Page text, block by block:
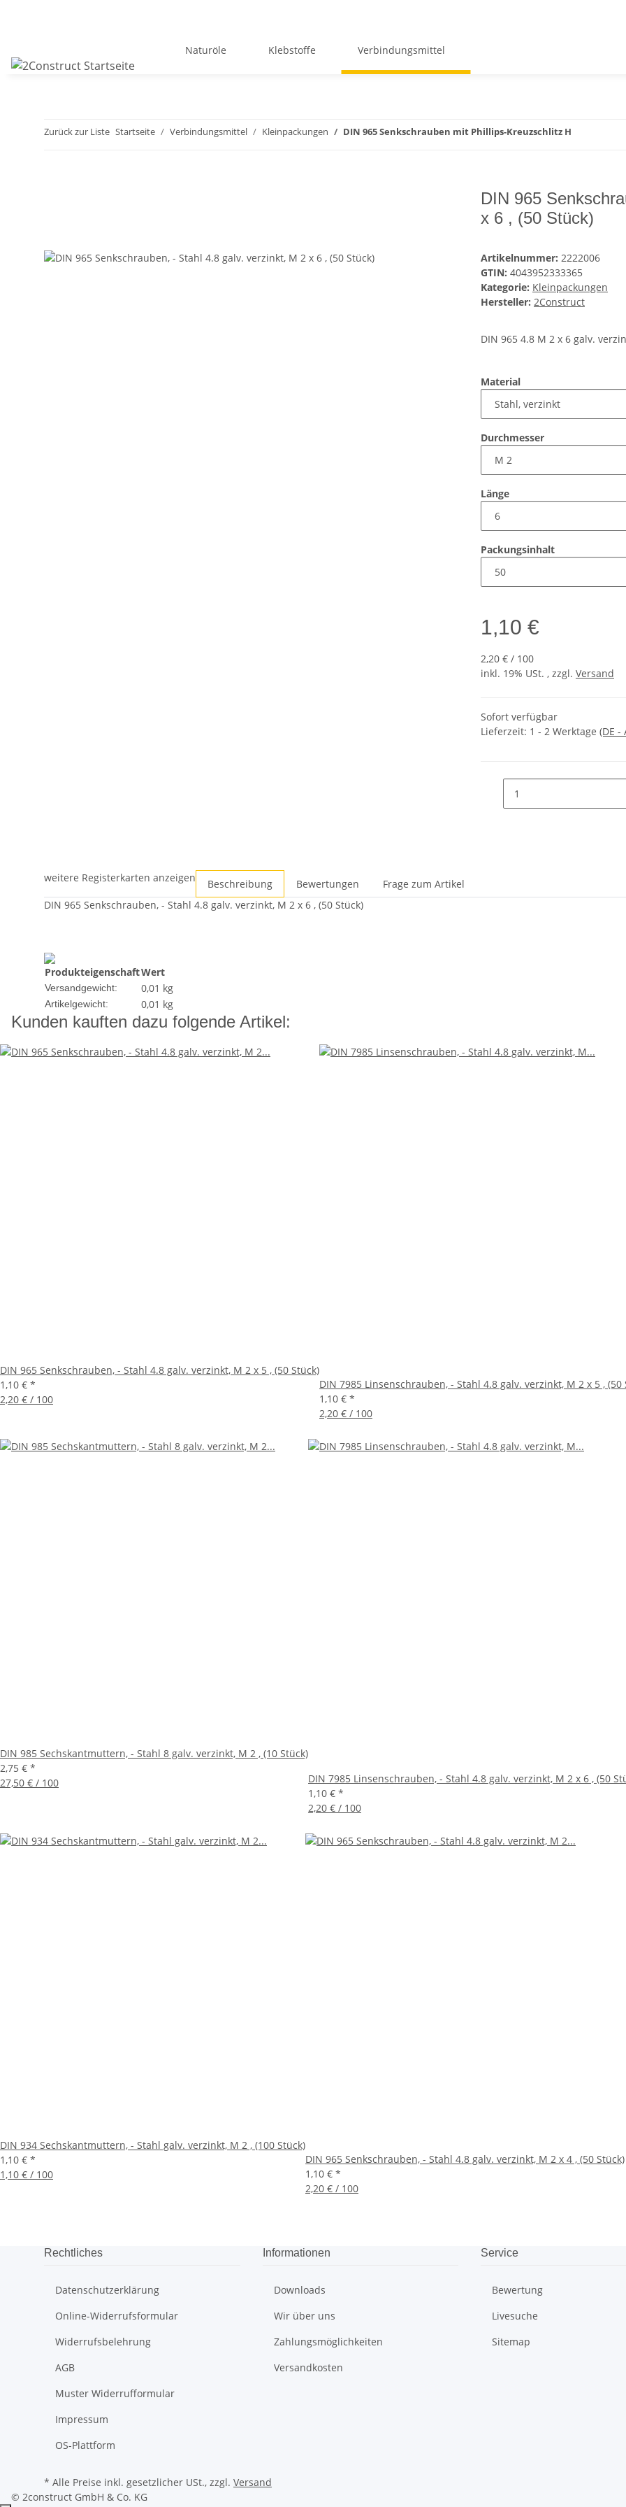
Naturöle Klebstoffe Verbindungsmittel
Zurück zur Liste Startseite Verbindungsmittel Kleinpackungen DIN 965 Senkschrauben mit Phillips-Kreuzschlitz H
DIN 965
x 6 , (50 Stück)
Artikelnummer: 2222006
GTIN: 4043952333365
Kategorie: Kleinpackungen
Hersteller: 2Construct
DIN 965 4.8 M 2 x 6 galv.
Material
Durchmesser
Länge
Packungsinhalt
1,10 €
2,20 € / 100
inkl. 19% USt. , zzgl. Versand
Sofort verfügbar
Lieferzeit: 1 - 2 Werktage (DE
weitere Registerkarten anzeigen Beschreibung Bewertungen
Frage zum Artikel
DIN 965 Senkschrauben, - Stahl 4.8 galv. verzinkt, M 2 x 6 , (50 Stück)
ProdukteigenschaftWert
Versandgewicht: 0,01 kg
Artikelgewicht: 0,01 kg
Kunden kauften dazu folgende Artikel:
DIN 965 Senkschrauben, - Stahl 4.8 galv. verzinkt, M 2 x 5 , (50 Stück)
1,10 € *
2,20 € / 100
DIN 7985 Linsenschrauben, - Stahl 4.8 galv. verzinkt, M 2 x 5 , (50
1,10 € *
2,20 € / 100
DIN 985 Sechskantmuttern, - Stahl 8 galv. verzinkt, M 2 , (10 Stück)
2,75 € *
27,50 € / 100
DIN 7985 Linsenschrauben, - Stahl 4.8 galv. verzinkt, M 2 x 6 , (50
1,10 € *
2,20 € / 100
DIN 934 Sechskantmuttern, - Stahl galv. verzinkt, M 2 , (100 Stück)
1,10 € *
1,10 € / 100
DIN 965 Senkschrauben, - Stahl 4.8 galv. verzinkt, M 2 x 4 , (50 Stück)
1,10 € *
2,20 € / 100
Rechtliches
Datenschutzerklärung
Online-Widerrufsformular
Widerrufsbelehrung
AGB
Muster Widerrufformular
Impressum
OS-Plattform
Informationen
Downloads
Wir über uns
Zahlungsmöglichkeiten
Versandkosten
Service
Bewertung
Livesuche
Sitemap
* Alle Preise inkl. gesetzlicher USt., zzgl. Versand
© 2construct GmbH & Co. KG